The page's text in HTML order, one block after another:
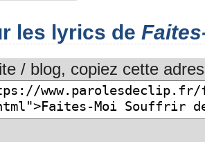
les lyrics de
/ blog, copiez cette